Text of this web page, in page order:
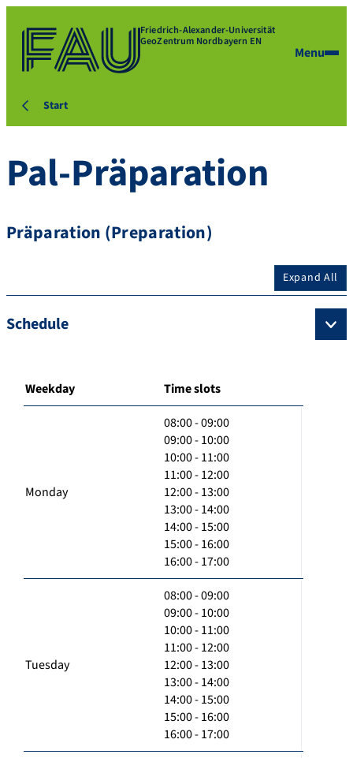
Friedrich-Alexander-Universität
GeoZentrum Nordbayern EN
Menu
Start
Pal-Präparation
Präparation (Preparation)
Expand All
Schedule
Weekday Time slots
Monday
08:00 - 09:00
09:00 - 10:00
10:00 - 11:00
11:00 - 12:00
12:00 - 13:00
13:00 - 14:00
14:00 - 15:00
15:00 - 16:00
16:00 - 17:00
Tuesday
08:00 - 09:00
09:00 - 10:00
10:00 - 11:00
11:00 - 12:00
12:00 - 13:00
13:00 - 14:00
14:00 - 15:00
15:00 - 16:00
16:00 - 17:00